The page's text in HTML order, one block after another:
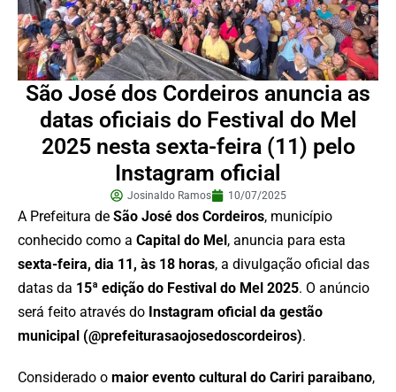
São José dos Cordeiros anuncia as
datas oficiais do Festival do Mel
2025 nesta sexta-feira (11) pelo
Instagram oficial
Josinaldo Ramos 10/07/2025
A Prefeitura de São José dos Cordeiros, município
conhecido como a Capital do Mel , anuncia para esta
sexta-feira, dia 11, às 18 horas, a divulgação oficial das
datas da 15ª edição do Festival do Mel 2025. O anúncio
será feito através do Instagram oficial da gestão
municipal (@prefeiturasaojosedoscordeiros).
Considerado o maior evento cultural do Cariri paraibano,